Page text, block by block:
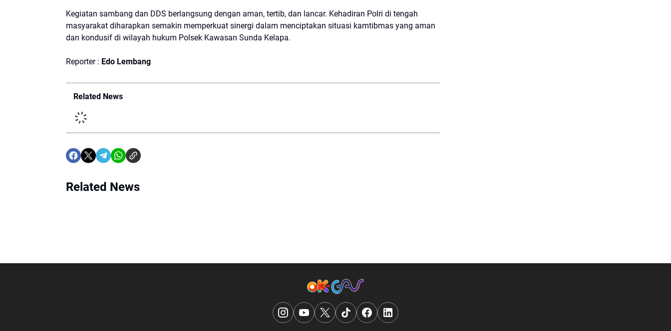
Kegiatan sambang dan DDS berlangsung dengan aman, tertib, dan lancar. Kehadiran Polri di tengah
masyarakat diharapkan semakin memperkuat sinergi dalam menciptakan situasi kamtibmas yang aman
dan kondusif di wilayah hukum Polsek Kawasan Sunda Kelapa.
Reporter : Edo Lembang
Related News
Related News